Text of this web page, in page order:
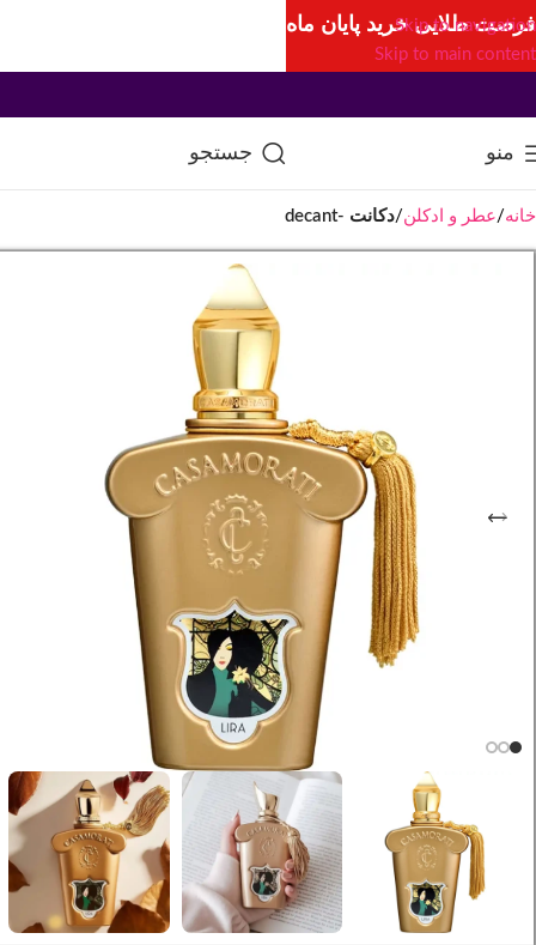
Skip to navigation
Skip to main content
منو جستجو
خانه عطر و ادکلن دکانت -decant
فرصت طلایی خرید پایان ماه